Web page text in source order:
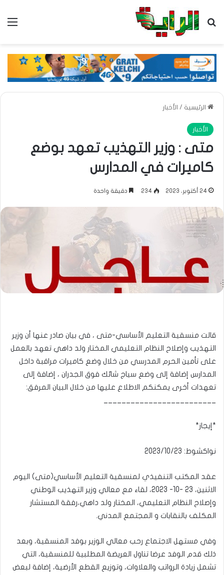
بحث عن
الرئيسية / الأخبار
الأخبار
متى : وزير التهذيب تعهد بوضع
كاميرات في المدارس
24 أكتوبر، 2023 234 دقيقة واحدة
قالت منسقية التعليم الأساسي-متى ، في بيان صادر عنها أن وزير
التهذيب وإصلاح النظام التعليمي المختار ولد داهي تعهد بالعمل
على تأمين الحرم المدرسي من خلال وضع كاميرات مراقبة داخل
المدارس إضافة إلى وضع سياج شائك فوق الجدران ، إضافة إلى
تعهدات أخرى يمكنكم الاطلاع عليها من خلال البيان المرفق:
*إيجاز*
نواكشوط: 2023/10/23
عقد المكتب التنفيذي لمنسقية التعليم الأساسي(متى) اليوم
الاثنين، 23 -10- 2023، لقاء مع معالي وزير التهذيب الوطني
وإصلاح النظام التعليمي، المختار ولد داهي،رفقة المستشار
المكلف بالنقابات و المجتمع المدني.
وفي مستهل الاجتماع رحب معالي الوزير بوفد المنسقية، وبعد
ذلك قدم الوفد عرضا تناول العريضة المطلبية للمنسقية، التي
تشمل زيادة الرواتب والعلاوات، وتوزيع القطع الأرضية، إضافة لبعض